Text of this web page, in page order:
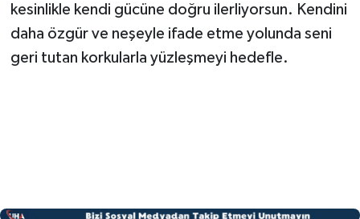
kesinlikle kendi gücüne doğru ilerliyorsun. Kendini
daha özgür ve neşeyle ifade etme yolunda seni
geri tutan korkularla yüzleşmeyi hedefle.